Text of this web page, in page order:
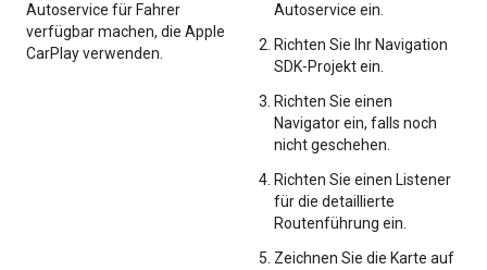
Autoservice für Fahrer
verfügbar machen, die Apple
CarPlay verwenden.
Autoservice ein.
Richten Sie Ihr Navigation
SDK-Projekt ein.
Richten Sie einen
Navigator ein, falls noch
nicht geschehen.
Richten Sie einen Listener
für die detaillierte
Routenführung ein.
Zeichnen Sie die Karte auf